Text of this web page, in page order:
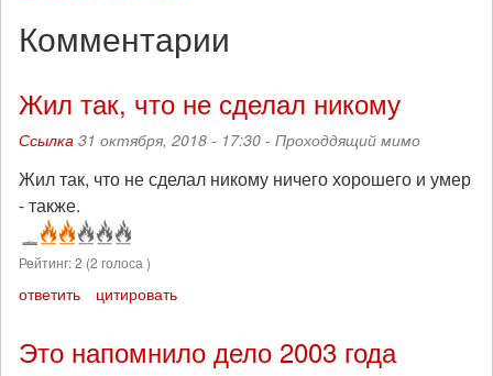
Комментарии
Жил так, что не сделал никому
Ссылка 31 октября, 2018 - 17:30 - Проходдящий мимо
Жил так, что не сделал никому ничего хорошего и умер
- также.
Рейтинг:2 (2 голоса )
ответить цитировать
Это напомнило дело 2003 года